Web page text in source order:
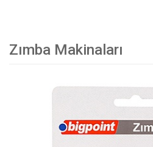
Zımba Makinaları